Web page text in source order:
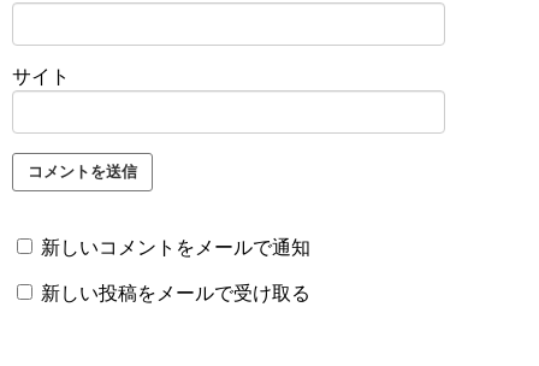
サイト
新しいコメントをメールで通知
新しい投稿をメールで受け取る